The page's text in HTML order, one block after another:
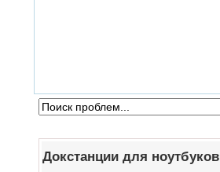
Докстанции для ноутбуков